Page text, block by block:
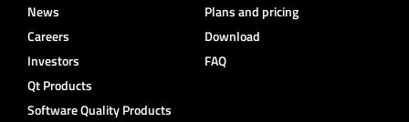
News
Careers
Investors
Qt Products
Software Quality Products
Plans and pricing
Download
FAQ